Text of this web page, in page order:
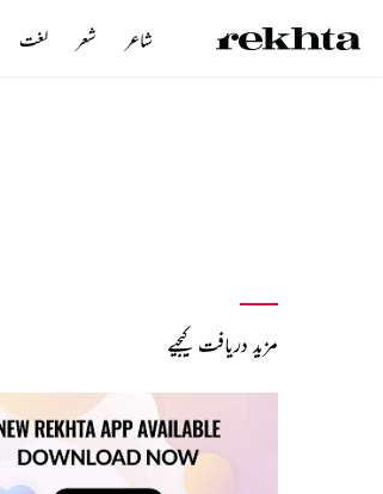
مزید دریافت کیجیے
شاعر شعر لغت